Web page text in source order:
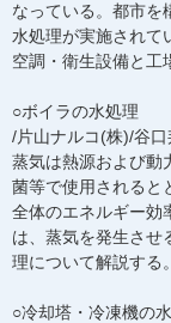
なっている。都市を
水処理が実施されて
空調・衛生設備と工
○ボイラの水処理
/片山ナルコ(株)/谷口
蒸気は熱源および動
菌等で使用されると
全体のエネルギー効
は、蒸気を発生させ
理について解説する。
○冷却塔・冷凍機の